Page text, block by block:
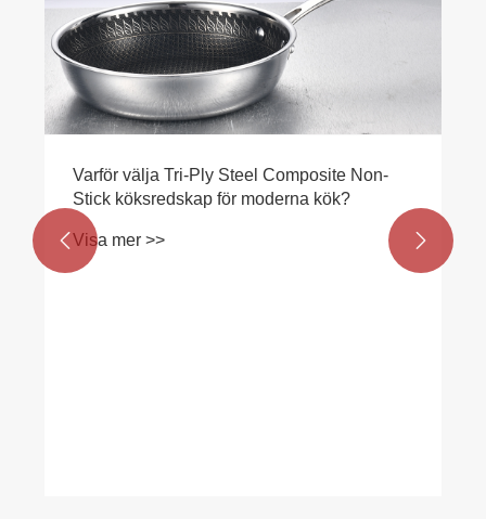
välja Tri-Ply Steel Composite Non-
köksredskap för moderna kök?
mer >>
 